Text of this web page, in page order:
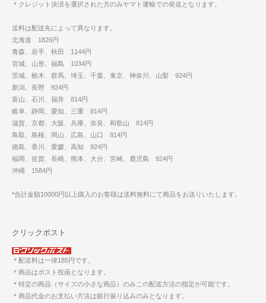
＊クレジット決済を選択された方のみヤマト運輸での発送となります。
送料は配送先によって異なります。
北海道 1826円
青森、岩手、秋田 1144円
宮城、山形、福島 1034円
茨城、栃木、群馬、埼玉、千葉、東京、神奈川、山梨 924円
新潟、長野 924円
富山、石川、福井 814円
岐阜、静岡、愛知、三重 814円
滋賀、京都、大阪、兵庫、奈良、和歌山 814円
鳥取、島根、岡山、広島、山口 814円
徳島、香川、愛媛、高知 924円
福岡、佐賀、長崎、熊本、大分、宮崎、鹿児島 924円
沖縄 1584円
*合計金額10000円以上購入のお客様は送料無料にて商品をお送りいたします。
クリックポスト
＊配送料は一律185円です。
＊商品はポスト投函となります。
＊特定の商品（サイズの小さな商品）のみこの配送方法の指定が可能です。
＊商品代金のお支払い方法は銀行振り込みのみとなります。